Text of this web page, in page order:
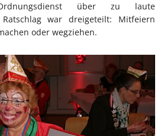
über zu laute
Ratschlag war dreigeteilt: Mitfeiern
oder wegziehen.